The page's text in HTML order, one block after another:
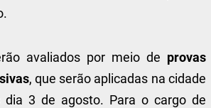
avaliados por meio de provas
, que serão aplicadas na cidade
dia 3 de agosto. Para o cargo de